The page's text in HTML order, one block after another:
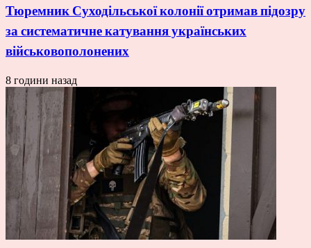
Тюремник Суходільської колонії отримав підозру
за систематичне катування українських
військовополонених
8 години назад